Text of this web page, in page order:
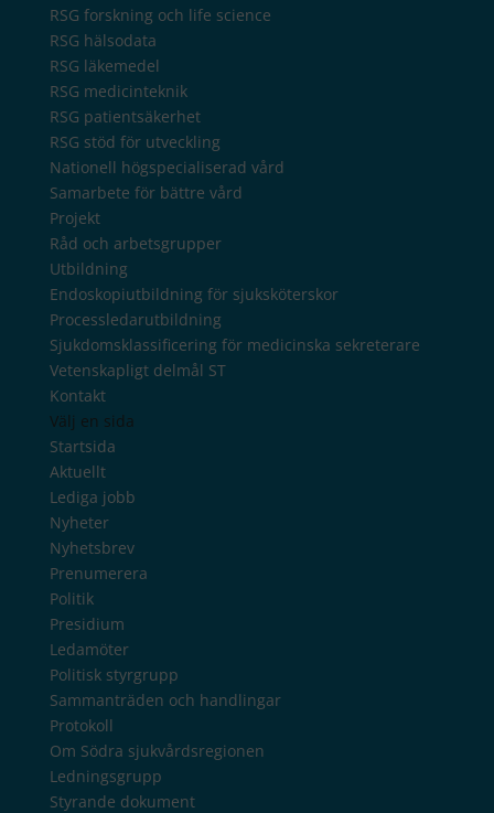
RSG forskning och life science
RSG hälsodata
RSG läkemedel
RSG medicinteknik
RSG patientsäkerhet
RSG stöd för utveckling
Nationell högspecialiserad vård
Samarbete för bättre vård
Projekt
Råd och arbetsgrupper
Utbildning
Endoskopiutbildning för sjuksköterskor
Processledarutbildning
Sjukdomsklassificering för medicinska sekreterare
Vetenskapligt delmål ST
Kontakt
Välj en sida
Startsida
Aktuellt
Lediga jobb
Nyheter
Nyhetsbrev
Prenumerera
Politik
Presidium
Ledamöter
Politisk styrgrupp
Sammanträden och handlingar
Protokoll
Om Södra sjukvårdsregionen
Ledningsgrupp
Styrande dokument